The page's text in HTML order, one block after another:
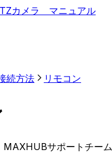
カメラ マニュアル
続方法 リモコン
MAXHUBサポートチーム